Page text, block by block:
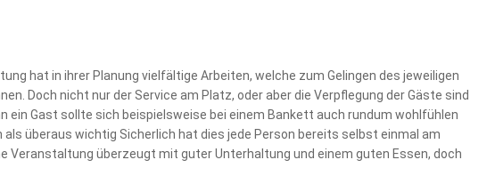
hat in ihrer Planung vielfältige Arbeiten, welche zum Gelingen des jeweiligen
Doch nicht nur der Service am Platz, oder aber die Verpflegung der Gäste sind
ein Gast sollte sich beispielsweise bei einem Bankett auch rundum wohlfühlen
überaus wichtig Sicherlich hat dies jede Person bereits selbst einmal am
Veranstaltung überzeugt mit guter Unterhaltung und einem guten Essen, doch